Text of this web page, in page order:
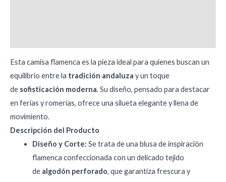
Esta camisa flamenca es la pieza ideal para quienes buscan un
equilibrio entre la tradición andaluza y un toque
de sofisticación moderna. Su diseño, pensado para destacar
en ferias y romerías, ofrece una silueta elegante y llena de
movimiento.
Descripción del Producto
Diseño y Corte: Se trata de una blusa de inspiración
flamenca confeccionada con un delicado tejido
de algodón perforado, que garantiza frescura y